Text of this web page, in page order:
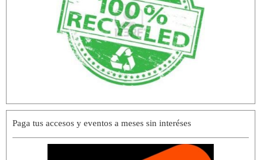
Paga tus accesos y eventos a meses sin interéses